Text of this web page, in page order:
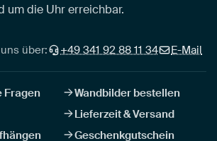
um die Uhr erreichbar.
über: +49 341 92 88 11 34 E-Mail
Fragen
Wandbilder bestellen
Lieferzeit & Versand
Geschenkgutschein